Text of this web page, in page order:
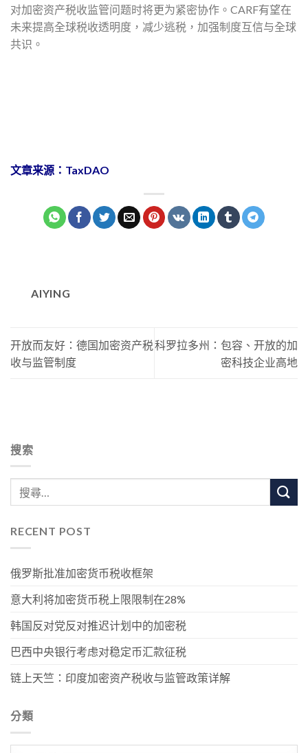
对加密资产税收监管问题时将更为紧密协作。CARF有望在
未来提高全球税收透明度，减少逃税，加强制度互信与全球
共识。
文章来源：TaxDAO
AIYING
开放而友好：德国加密资产税
收与监管制度
​​​科罗拉多州：包容、开放的加
密科技企业高地
搜索
RECENT POST
俄罗斯批准加密货币税收框架
意大利将加密货币税上限限制在28%
韩国反对党反对推迟计划中的加密税
巴西中央银行考虑对稳定币汇款征税
链上天竺：印度加密资产税收与监管政策详解
分類